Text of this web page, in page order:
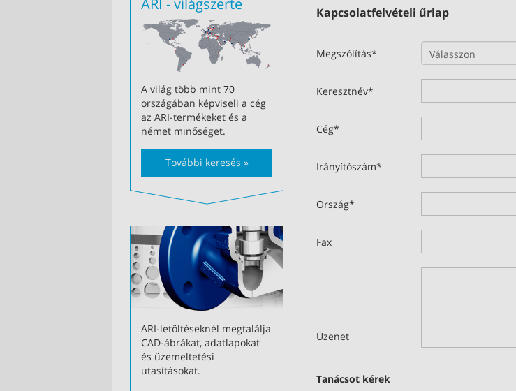
Kapcsolatfelvételi űrlap
Megszólítás*
Keresztnév*
Cég*
Irányítószám*
Ország*
Fax
Üzenet
Tanácsot kérek
ARI - világszerte
A világ több mint 70
országában képviseli a cég
az ARI-termékeket és a
német minőséget.
További keresés »
ARI-letöltéseknél megtalálja
CAD-ábrákat, adatlapokat
és üzemeltetési
utasításokat.